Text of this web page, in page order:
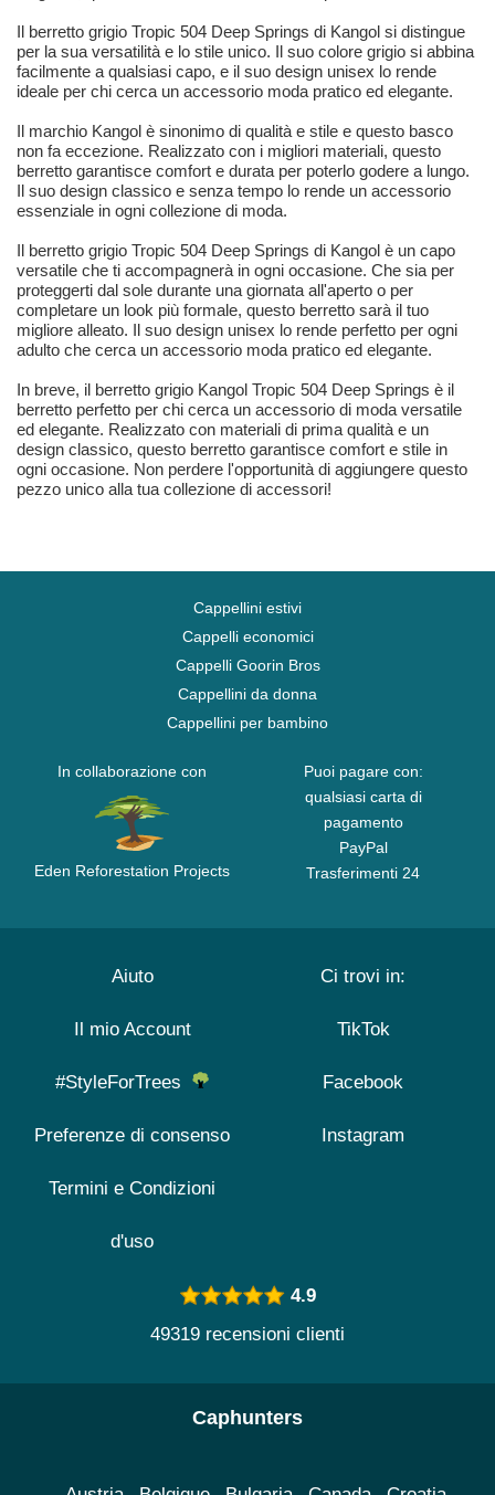
Il berretto grigio Tropic 504 Deep Springs di Kangol si distingue
per la sua versatilità e lo stile unico. Il suo colore grigio si abbina
facilmente a qualsiasi capo, e il suo design unisex lo rende
ideale per chi cerca un accessorio moda pratico ed elegante.
Il marchio Kangol è sinonimo di qualità e stile e questo basco
non fa eccezione. Realizzato con i migliori materiali, questo
berretto garantisce comfort e durata per poterlo godere a lungo.
Il suo design classico e senza tempo lo rende un accessorio
essenziale in ogni collezione di moda.
Il berretto grigio Tropic 504 Deep Springs di Kangol è un capo
versatile che ti accompagnerà in ogni occasione. Che sia per
proteggerti dal sole durante una giornata all'aperto o per
completare un look più formale, questo berretto sarà il tuo
migliore alleato. Il suo design unisex lo rende perfetto per ogni
adulto che cerca un accessorio moda pratico ed elegante.
In breve, il berretto grigio Kangol Tropic 504 Deep Springs è il
berretto perfetto per chi cerca un accessorio di moda versatile
ed elegante. Realizzato con materiali di prima qualità e un
design classico, questo berretto garantisce comfort e stile in
ogni occasione. Non perdere l'opportunità di aggiungere questo
pezzo unico alla tua collezione di accessori!
Cappellini estivi
Cappelli economici
Cappelli Goorin Bros
Cappellini da donna
Cappellini per bambino
In collaborazione con
Eden Reforestation Projects
Puoi pagare con:
qualsiasi carta di
pagamento
PayPal
Trasferimenti 24
Aiuto
Il mio Account
#StyleForTrees
Preferenze di consenso
Termini e Condizioni
d'uso
Ci trovi in:
TikTok
Facebook
Instagram
4.9
49319 recensioni clienti
Caphunters